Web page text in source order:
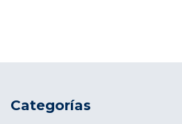
Categorías